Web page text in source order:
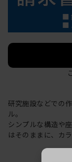
研究施設などでの
ル。
シンプルな構造や
はそのままに、カ